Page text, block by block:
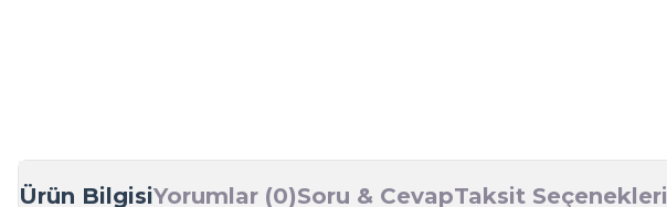
Ürün BilgisiYorumlar (0)Soru & CevapTaksit Seçenekleri